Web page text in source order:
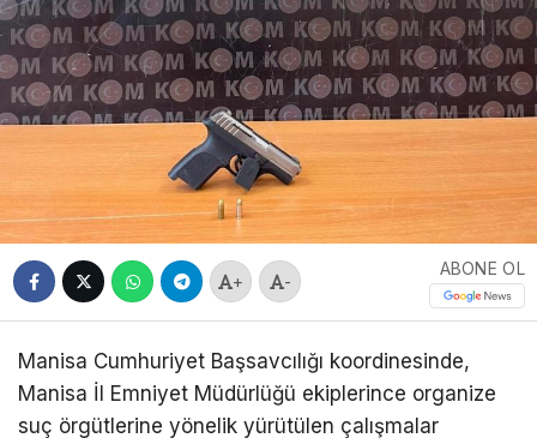
+ -
ABONE OL
Manisa Cumhuriyet Başsavcılığı koordinesinde,
Manisa İl Emniyet Müdürlüğü ekiplerince organize
suç örgütlerine yönelik yürütülen çalışmalar